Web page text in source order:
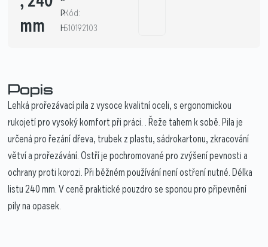
mm
P
H
Kód:
510192103
Popis
Lehká prořezávací pila z vysoce kvalitní oceli, s ergonomickou
rukojetí pro vysoký komfort při práci. . Řeže tahem k sobě. Pila je
určená pro řezání dřeva, trubek z plastu, sádrokartonu, zkracování
větví a prořezávání. Ostří je pochromované pro zvýšení pevnosti a
ochrany proti korozi. Při běžném používání není ostření nutné. Délka
listu 240 mm. V ceně praktické pouzdro se sponou pro připevnění
pily na opasek.